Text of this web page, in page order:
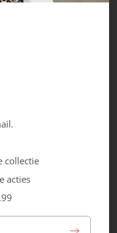
collectie
acties